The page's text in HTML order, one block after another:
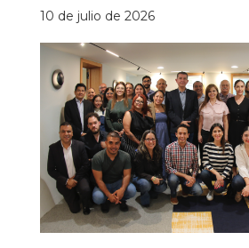
10 de julio de 2026